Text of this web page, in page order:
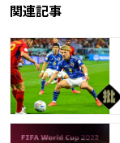
関連記事